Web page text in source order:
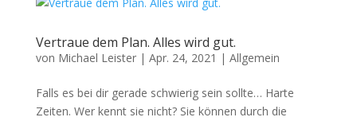
Vertraue dem Plan. Alles wird gut.
von Michael Leister| Apr. 24, 2021 | Allgemein
Falls es bei dir gerade schwierig sein sollte… Harte
Zeiten. Wer kennt sie nicht? Sie können durch die